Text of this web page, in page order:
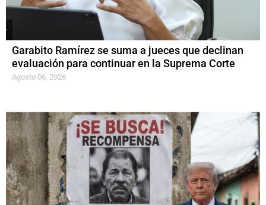
Garabito Ramírez se suma a jueces que declinan
evaluación para continuar en la Suprema Corte
Agosto 06, 2026